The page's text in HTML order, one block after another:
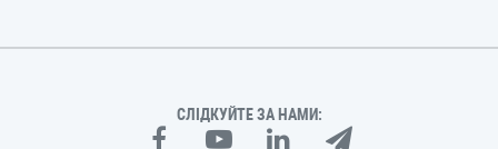
СЛІДКУЙТЕ ЗА НАМИ: